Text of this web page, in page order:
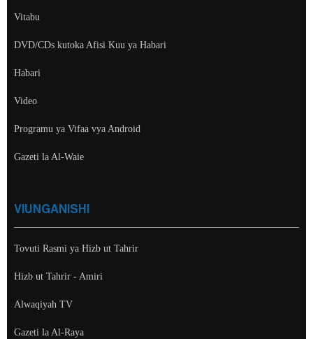
Vitabu
DVD/CDs kutoka Afisi Kuu ya Habari
Habari
Video
Programu ya Vifaa vya Android
Gazeti la Al-Waie
VIUNGANISHI
Tovuti Rasmi ya Hizb ut Tahrir
Hizb ut Tahrir - Amiri
Alwaqiyah TV
Gazeti la Al-Raya